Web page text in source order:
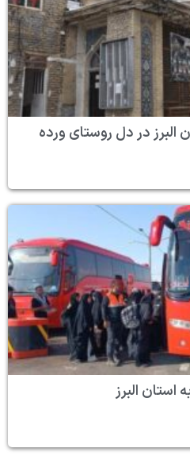
البرز در دل روستای ورده